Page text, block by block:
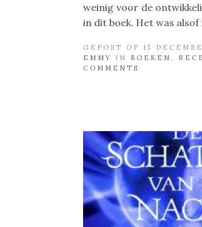
weinig voor de
in dit boek. Het was
GEPOST OP 15
EMMY
IN BOEKEN ,
COMMENTS